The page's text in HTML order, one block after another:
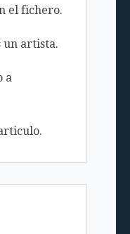
el fichero.
un artista.
a